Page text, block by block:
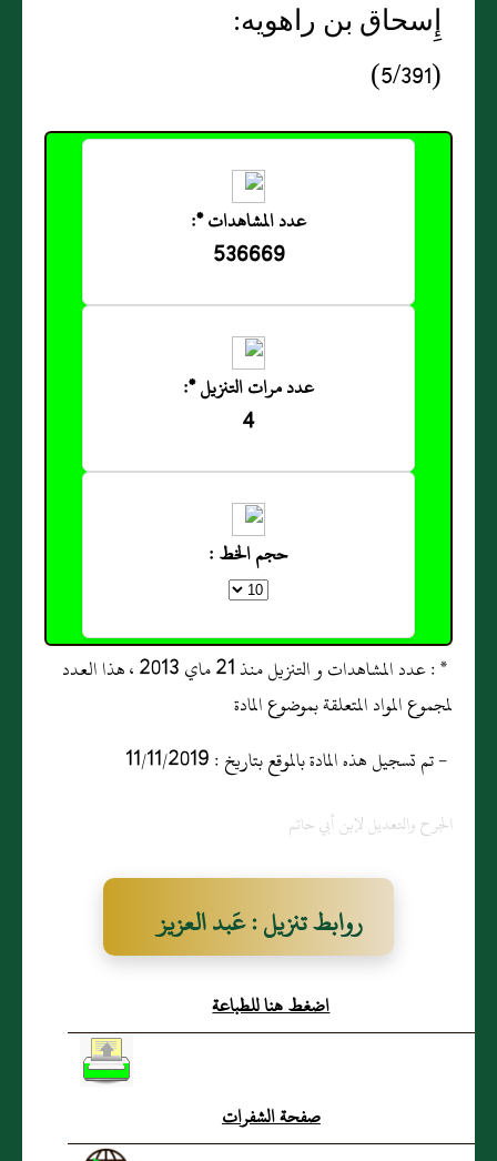
إِسحاق بن راهويه:
(5/391)
عدد المشاهدات *:
536669
عدد مرات التنزيل *:
4
حجم الخط :
* : عدد المشاهدات و التنزيل منذ 21 ماي 2013 ، هذا العدد
لمجموع المواد المتعلقة بموضوع المادة
- تم تسجيل هذه المادة بالموقع بتاريخ : 11/11/2019
الجرح والتعديل لإبن أبي حاتم
روابط تنزيل : عَبد العزيز
بن عصام النيسابوري
اضغط هنا للطباعة
صفحة الشفرات